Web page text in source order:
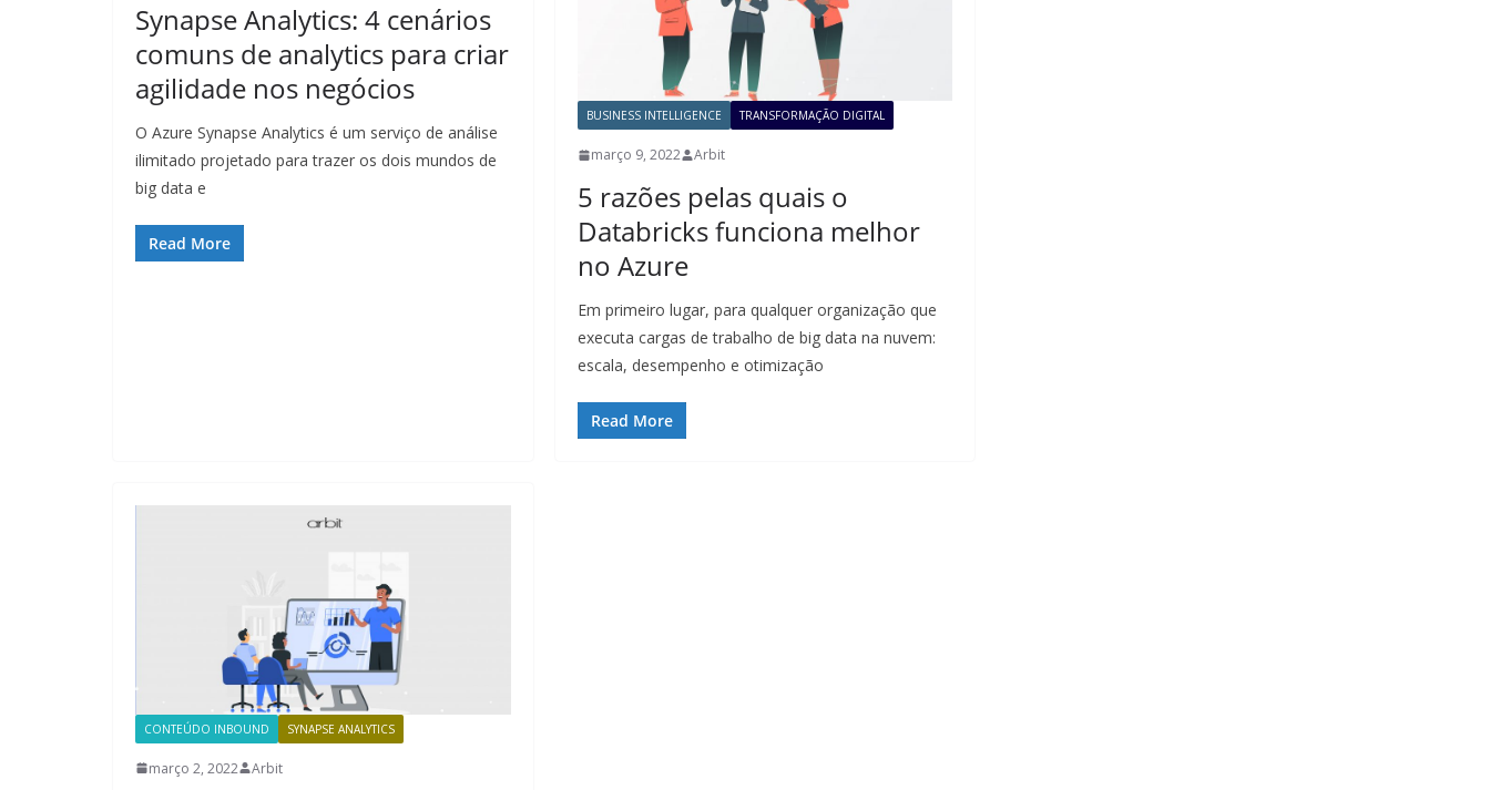
Synapse Analytics: 4 cenários
comuns de analytics para criar
agilidade nos negócios
O Azure Synapse Analytics é um serviço de análise
ilimitado projetado para trazer os dois mundos de
big data e
Read More
BUSINESS INTELLIGENCE TRANSFORMAÇÃO DIGITAL
março 9, 2022 Arbit
5 razões pelas quais o
Databricks funciona melhor
no Azure
Em primeiro lugar, para qualquer organização que
executa cargas de trabalho de big data na nuvem:
escala, desempenho e otimização
Read More
CONTEÚDO INBOUND SYNAPSE ANALYTICS
março 2, 2022 Arbit